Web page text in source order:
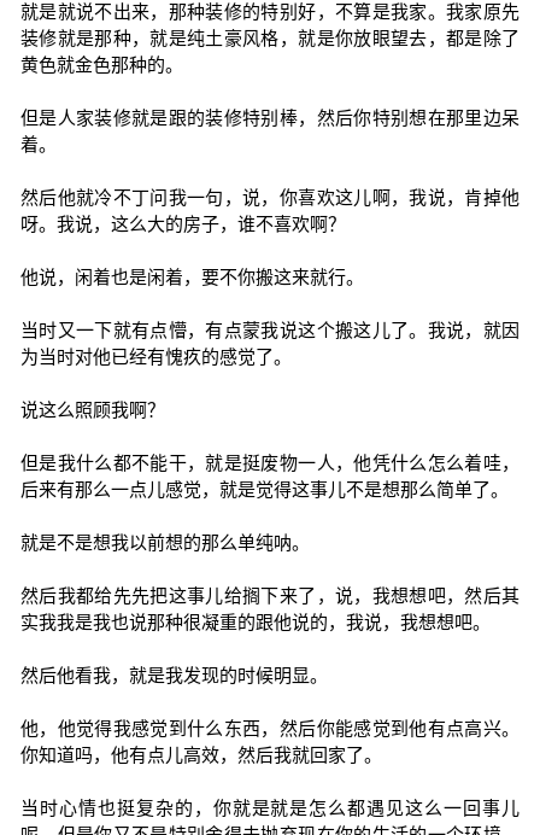
就是就说不出来，那种装修的特别好，不算是我家。我家原先
装修就是那种，就是纯土豪风格，就是你放眼望去，都是除了
黄色就金色那种的。
但是人家装修就是跟的装修特别棒，然后你特别想在那里边呆
着。
然后他就冷不丁问我一句，说，你喜欢这儿啊，我说，肯掉他
呀。我说，这么大的房子，谁不喜欢啊？
他说，闲着也是闲着，要不你搬这来就行。
当时又一下就有点懵，有点蒙我说这个搬这儿了。我说，就因
为当时对他已经有愧疚的感觉了。
说这么照顾我啊？
但是我什么都不能干，就是挺废物一人，他凭什么怎么着哇，
后来有那么一点儿感觉，就是觉得这事儿不是想那么简单了。
就是不是想我以前想的那么单纯呐。
然后我都给先先把这事儿给搁下来了，说，我想想吧，然后其
实我我是我也说那种很凝重的跟他说的，我说，我想想吧。
然后他看我，就是我发现的时候明显。
他，他觉得我感觉到什么东西，然后你能感觉到他有点高兴。
你知道吗，他有点儿高效，然后我就回家了。
当时心情也挺复杂的，你就是就是怎么都遇见这么一回事儿